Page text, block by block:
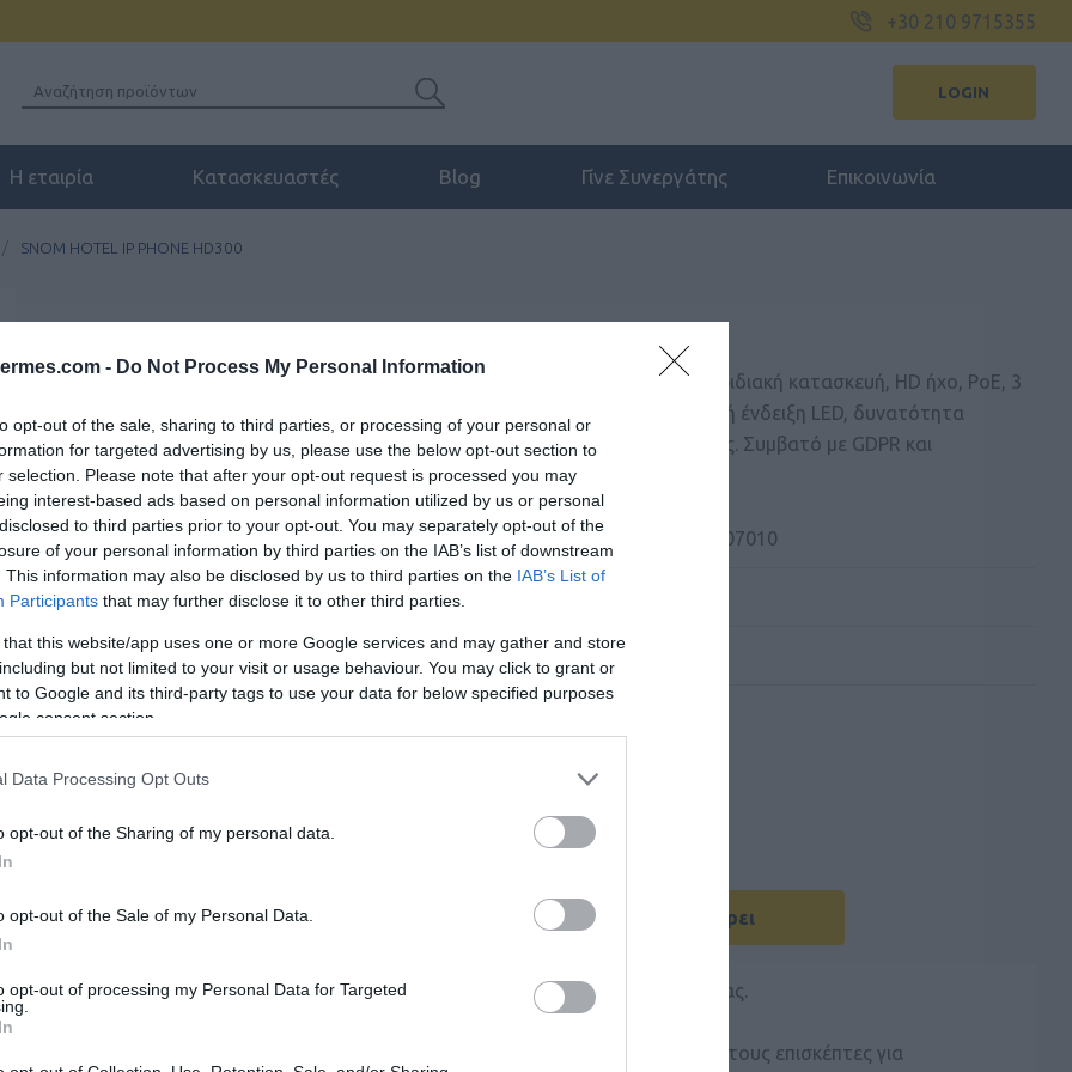
- Do Not Process My Personal Information
opt-out of the sale, sharing to third parties, or processing of your personal or
for targeted advertising by us, please use the below opt-out section to
selection. Please note that after your opt-out request is processed you may
interest-based ads based on personal information utilized by us or personal
to third parties prior to your opt-out. You may separately opt-out of the
of your personal information by third parties on the IAB’s list of downstream
This information may also be disclosed by us to third parties on the IAB’s List of
Participants that may further disclose it to other third parties.
that this website/app uses one or more Google services and may gather and store
but not limited to your visit or usage behaviour. You may click to grant or
to Google and its third-party tags to use your data for below specified purposes
consent section.
Data Processing Opt Outs
opt-out of the Sharing of my personal data.
opt-out of the Sale of my Personal Data.
opt-out of processing my Personal Data for Targeted
+30 210 9715355
LOGIN
Η εταιρία Κατασκευαστές Blog Γίνε Συνεργάτης Επικοινωνία
/ SNOM HOTEL IP PHONE HD300
IP τηλέφωνο ξενοδοχειακού δωματίου με αντιβακτηριδιακή κατασκευή, HD ήχο, PoE, 3
προγραμματιζόμενα πλήκτρα ταχείας κλήσης, φωτεινή ένδειξη LED, δυνατότητα
επιτοίχιας τοποθέτησης και εξατομίκευσης πρόσοψης. Συμβατό με GDPR και
σχεδιασμένο για ξενοδοχεία και καταλύματα.
SKU:02-07-0134 Κωδικός Kατασκευαστή: 00007010
ΕΑΝ: 4262377560594
Snom
Download Με Ενδιαφέρει
σχεδιασμένο ειδικά για ξενοδοχεία, καταλύματα και επιχειρήσεις φιλοξενίας.
υψηλών προτύπων υγιεινής, ενώ η φωτεινή ένδειξη LED ενημερώνει άμεσα τους επισκέπτες για